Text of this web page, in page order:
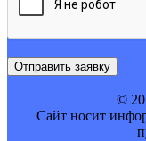
Отправить заявку
©
Cайт носит